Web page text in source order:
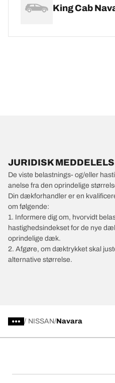
King Cab
JURIDISK
De viste belastnings- og/eller
anelse fra den oprindelige
Din dækforhandler er en
om følgende:
1. Informere dig om, hvorvidt
hastighedsindekset for de nye
oprindelige dæk.
2. Afgøre, om dæktrykket skal
alternative størrelse.
/ NISSAN Navara